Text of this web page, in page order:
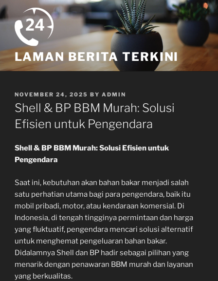
Skip
to
content
LAMAN BERITA TERKINI
POSTED
ON
NOVEMBER 24, 2025 BY ADMIN
Shell & BP BBM Murah: Solusi
Efisien untuk Pengendara
Shell & BP BBM Murah: Solusi Efisien untuk
Pengendara
Saat ini, kebutuhan akan bahan bakar menjadi salah
satu perhatian utama bagi para pengendara, baik itu
mobil pribadi, motor, atau kendaraan komersial. Di
Indonesia, di tengah tingginya permintaan dan harga
yang fluktuatif, pengendara mencari solusi alternatif
untuk menghemat pengeluaran bahan bakar.
Didalamnya Shell dan BP hadir sebagai pilihan yang
menarik dengan penawaran BBM murah dan layanan
yang berkualitas.